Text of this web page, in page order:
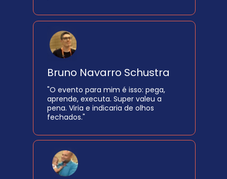
Bruno Navarro Schustra
"O evento para mim é isso: pega,
aprende, executa. Super valeu a
pena. Viria e indicaria de olhos
fechados."